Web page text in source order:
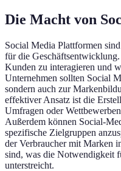
Die Macht von
Social Media Plattformen
für die
Kunden zu interagieren und
Unternehmen sollten Social
sondern auch zur
effektiver Ansatz ist die
Umfragen oder
Außerdem können Social-
spezifische Zielgruppen
der Verbraucher mit Marken
sind, was die Notwendigkeit
unterstreicht.